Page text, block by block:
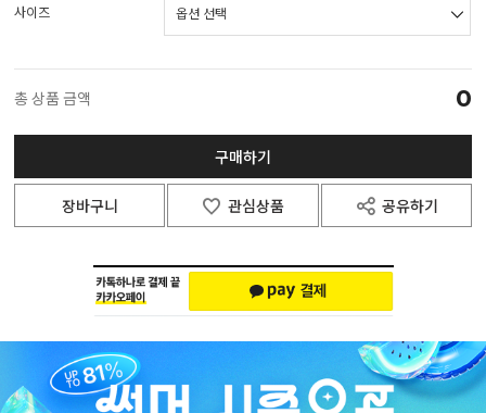
사이즈
총 상품 금액 0
구매하기
장바구니 관심상품 공유하기